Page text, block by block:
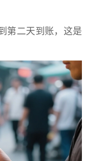
二天到账，这是